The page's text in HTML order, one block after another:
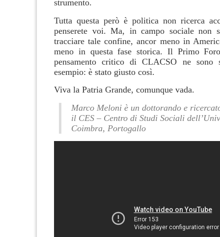
strumento.
Tutta questa però è politica non ricerca
penserete voi. Ma, in campo sociale non
tracciare tale confine, ancor meno in
meno in questa fase storica. Il Primo
pensamento critico di CLACSO ne sono
esempio: è stato giusto così.
Viva la Patria Grande, comunque vada.
Marco Meloni è un dottorando e
il CES – Centro di Studi Sociali
Coimbra, Portogallo